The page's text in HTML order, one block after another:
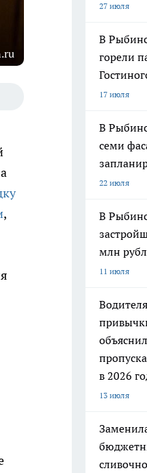
,
27 июля
В
горели
17 июля
В
семи
22 июля
В
млн
11 июля
в 2026
13 июля